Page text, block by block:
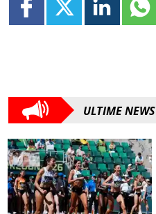
ULTIME NEWS